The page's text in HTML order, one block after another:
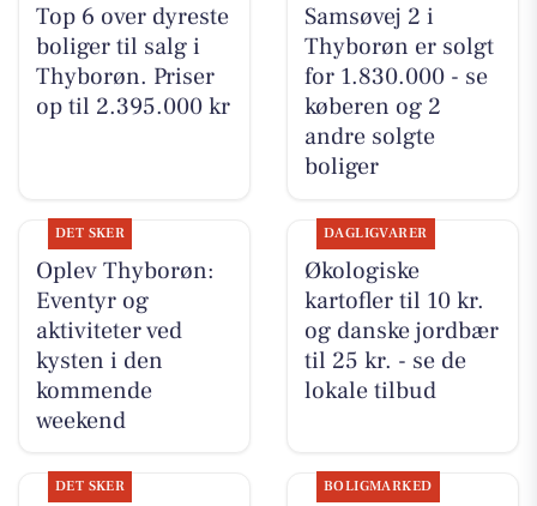
Top 6 over dyreste
boliger til salg i
Thyborøn. Priser
op til 2.395.000 kr
Samsøvej 2 i
Thyborøn er solgt
for 1.830.000 - se
køberen og 2
andre solgte
boliger
DET SKER
Oplev Thyborøn:
Eventyr og
aktiviteter ved
kysten i den
kommende
weekend
DAGLIGVARER
Økologiske
kartofler til 10 kr.
og danske jordbær
til 25 kr. - se de
lokale tilbud
DET SKER BOLIGMARKED